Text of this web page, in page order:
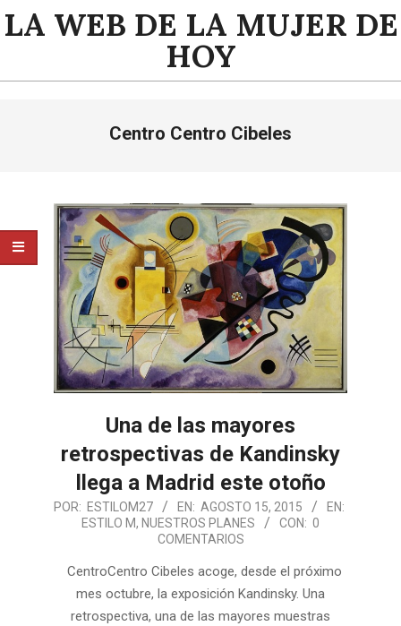
Saltar
alLA WEB DE LA MUJER DE
HOY
Centro Centro Cibeles
Una de las mayores
retrospectivas de Kandinsky
llega a Madrid este otoño
2015-
POR: ESTILOM27 EN: AGOSTO 15, 2015
EN:
ESTILO M, NUESTROS PLANES CON: 0
COMENTARIOS
CentroCentro Cibeles acoge, desde el próximo
mes octubre, la exposición Kandinsky. Una
retrospectiva, una de las mayores muestras